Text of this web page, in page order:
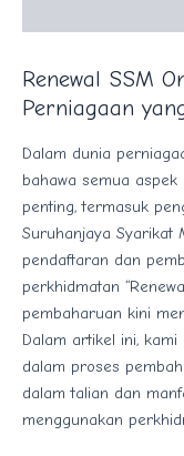
Renewal SSM
Perniagaan
Dalam dunia
bahawa semua
penting, termasuk
Suruhanjaya Syarikat
pendaftaran dan
perkhidmatan
pembaharuan kini
Dalam artikel ini,
dalam proses
dalam talian dan
menggunakan